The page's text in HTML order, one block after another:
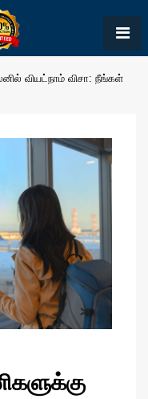
வியட்நாம் விசா: நீங்கள்